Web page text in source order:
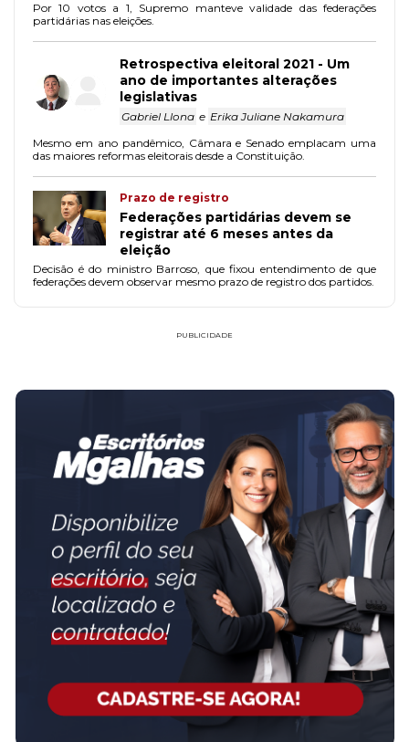
Por 10 votos a 1, Supremo manteve validade das federações
partidárias nas eleições.
Retrospectiva eleitoral 2021 - Um
ano de importantes alterações
legislativas
Gabriel Llona e Erika Juliane Nakamura
Mesmo em ano pandêmico, Câmara e Senado emplacam uma
das maiores reformas eleitorais desde a Constituição.
Prazo de registro
Federações partidárias devem se
registrar até 6 meses antes da
eleição
Decisão é do ministro Barroso, que fixou entendimento de que
federações devem observar mesmo prazo de registro dos partidos.
PUBLICIDADE
FAÇA PARTE!CADASTRE-SE
MESQUITA SOCIEDADE INDIVIDUAL DE
ADVOCACIA
www.mesquitaadvocacia.adv.br
No Mesquita Sociedade de Advocacia, acreditamos que cada cliente
merece uma solução jurídica personalizada, eficiente e acessível.
Somos um escritório especializado em Direito Civil e Trabalhista,
comprometido em atender empresas e particulares com excelência
e inovação. Nossa fundadora, Dra. Mila...
SAIBA MAIS SOBRE O ESCRITÓRIO